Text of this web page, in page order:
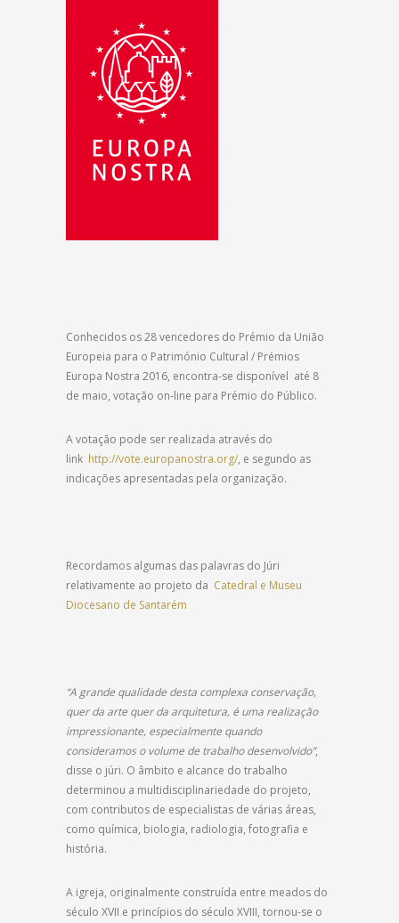
Conhecidos os 28 vencedores do Prémio da União
Europeia para o Património Cultural / Prémios
Europa Nostra 2016, encontra-se disponível até 8
de maio, votação on-line para Prémio do Público.
A votação pode ser realizada através do
link http://vote.europanostra.org/, e segundo as
indicações apresentadas pela organização.
Recordamos algumas das palavras do Júri
relativamente ao projeto da Catedral e Museu
Diocesano de Santarém
“A grande qualidade desta complexa conservação,
quer da arte quer da arquitetura, é uma realização
impressionante, especialmente quando
consideramos o volume de trabalho desenvolvido”,
disse o júri. O âmbito e alcance do trabalho
determinou a multidisciplinariedade do projeto,
com contributos de especialistas de várias áreas,
como química, biologia, radiologia, fotografia e
história.
A igreja, originalmente construída entre meados do
século XVII e princípios do século XVIII, tornou-se o